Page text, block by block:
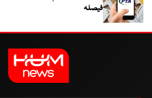
فیصلہ